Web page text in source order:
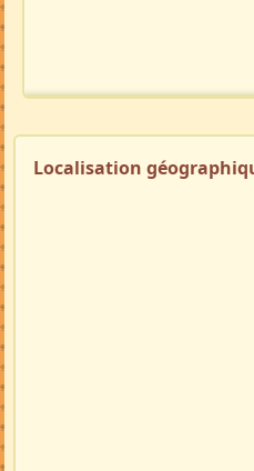
Localisation